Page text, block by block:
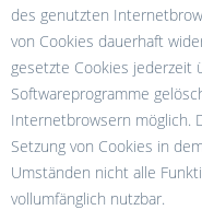
des genutzten
von Cookies dauerhaft
gesetzte Cookies
Softwareprogramme
Internetbrowsern möglich.
Setzung von Cookies in
Umständen nicht alle
vollumfänglich nutzbar.